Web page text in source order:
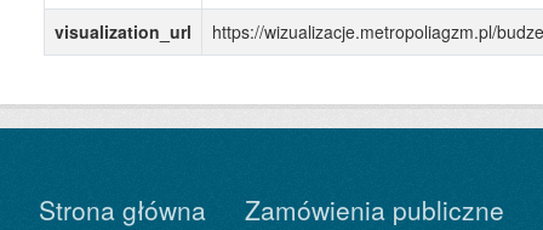
visualization_url
https://wizualizacje.metropoliagzm.pl/
Strona główna
Zamówienia publiczne